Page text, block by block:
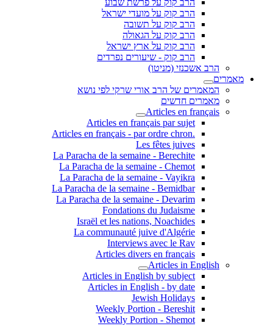
הרב קוק על פרשת שבוע
הרב קוק על מועדי ישראל
הרב קוק על תשובה
הרב קוק על הגאולה
הרב קוק על ארץ ישראל
הרב קוק - שיעורים נפרדים
הרב אשכנזי (מניטו)
מאמרים
המאמרים של הרב אורי שרקי לפי נושא
מאמרים חדשים
Articles en français
Articles en français par sujet
.Articles en français - par ordre chron
Les fêtes juives
La Paracha de la semaine - Berechite
La Paracha de la semaine - Chemot
La Paracha de la semaine - Vayikra
La Paracha de la semaine - Bemidbar
La Paracha de la semaine - Devarim
Fondations du Judaisme
Israël et les nations, Noachides
La communauté juive d'Algérie
Interviews avec le Rav
Articles divers en français
Articles in English
Articles in English by subject
Articles in English - by date
Jewish Holidays
Weekly Portion - Bereshit
Weekly Portion - Shemot